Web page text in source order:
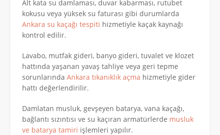
Alt kata su damlaması, duvar kabarması, rutubet
kokusu veya yüksek su faturası gibi durumlarda
Ankara su kaçağı tespiti hizmetiyle kaçak kaynağı
kontrol edilir.
Lavabo, mutfak gideri, banyo gideri, tuvalet ve klozet
hattında yaşanan yavaş tahliye veya geri tepme
sorunlarında Ankara tıkanıklık açma hizmetiyle gider
hattı değerlendirilir.
Damlatan musluk, gevşeyen batarya, vana kaçağı,
bağlantı sızıntısı ve su kaçıran armatürlerde musluk
ve batarya tamiri işlemleri yapılır.